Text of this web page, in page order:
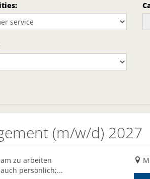
:
(m/w/d) 2027
zu arbeiten
persönlich;...